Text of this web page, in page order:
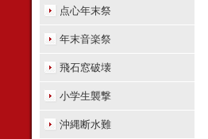
点心年末祭
年末音楽祭
飛石窓破壊
小学生襲撃
沖縄断水難